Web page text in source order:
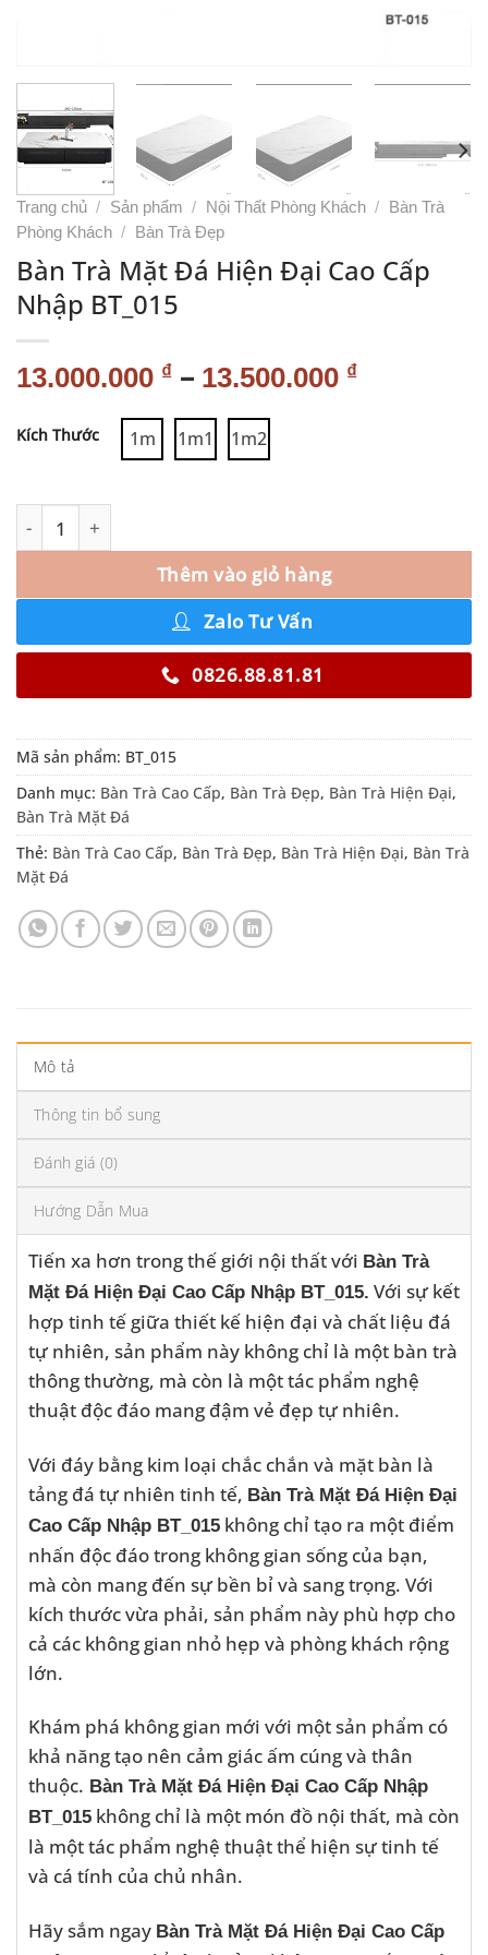
Trang chủ / Sản phẩm / Nội Thất Phòng Khách /
Bàn Trà
Phòng Khách / Bàn Trà Đẹp
Bàn Trà Mặt Đá Hiện Đại Cao Cấp
Nhập BT_015
13.000.000 ₫ – 13.500.000 ₫
Kích Thước 1m 1m1 1m2
Thêm vào giỏ hàng
Zalo Tư Vấn
0826.88.81.81
Mã sản phẩm: BT_015
Danh mục: Bàn Trà Cao Cấp, Bàn Trà Đẹp, Bàn Trà Hiện Đại,
Bàn Trà Mặt Đá
Thẻ: Bàn Trà Cao Cấp, Bàn Trà Đẹp, Bàn Trà Hiện Đại, Bàn Trà
Mặt Đá
Mô tả
Thông tin bổ sung
Đánh giá (0)
Hướng Dẫn Mua
Tiến xa hơn trong thế giới nội thất với Bàn Trà
Mặt Đá Hiện Đại Cao Cấp Nhập BT_015. Với sự kết
hợp tinh tế giữa thiết kế hiện đại và chất liệu đá
tự nhiên, sản phẩm này không chỉ là một bàn trà
thông thường, mà còn là một tác phẩm nghệ
thuật độc đáo mang đậm vẻ đẹp tự nhiên.
Với đáy bằng kim loại chắc chắn và mặt bàn là
tảng đá tự nhiên tinh tế, Bàn Trà Mặt Đá Hiện Đại
Cao Cấp Nhập BT_015 không chỉ tạo ra một điểm
nhấn độc đáo trong không gian sống của bạn,
mà còn mang đến sự bền bỉ và sang trọng. Với
kích thước vừa phải, sản phẩm này phù hợp cho
cả các không gian nhỏ hẹp và phòng khách rộng
lớn.
Khám phá không gian mới với một sản phẩm có
khả năng tạo nên cảm giác ấm cúng và thân
thuộc. Bàn Trà Mặt Đá Hiện Đại Cao Cấp Nhập
BT_015 không chỉ là một món đồ nội thất, mà còn
là một tác phẩm nghệ thuật thể hiện sự tinh tế
và cá tính của chủ nhân.
Hãy sắm ngay Bàn Trà Mặt Đá Hiện Đại Cao Cấp